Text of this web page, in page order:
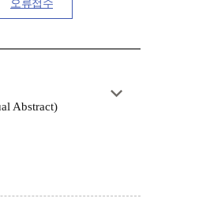
오류접수
Abstract)